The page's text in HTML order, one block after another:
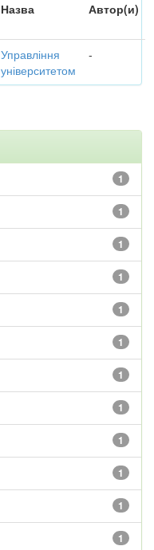
Назва Автор(и)
Управління
університетом
-
1
1
1
1
1
1
1
1
1
1
1
1